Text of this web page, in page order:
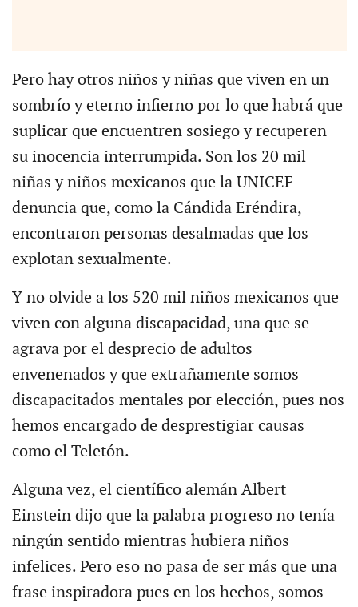
Pero hay otros niños y niñas que viven en un
sombrío y eterno infierno por lo que habrá que
suplicar que encuentren sosiego y recuperen
su inocencia interrumpida. Son los 20 mil
niñas y niños mexicanos que la UNICEF
denuncia que, como la Cándida Eréndira,
encontraron personas desalmadas que los
explotan sexualmente.
Y no olvide a los 520 mil niños mexicanos que
viven con alguna discapacidad, una que se
agrava por el desprecio de adultos
envenenados y que extrañamente somos
discapacitados mentales por elección, pues nos
hemos encargado de desprestigiar causas
como el Teletón.
Alguna vez, el científico alemán Albert
Einstein dijo que la palabra progreso no tenía
ningún sentido mientras hubiera niños
infelices. Pero eso no pasa de ser más que una
frase inspiradora pues en los hechos, somos